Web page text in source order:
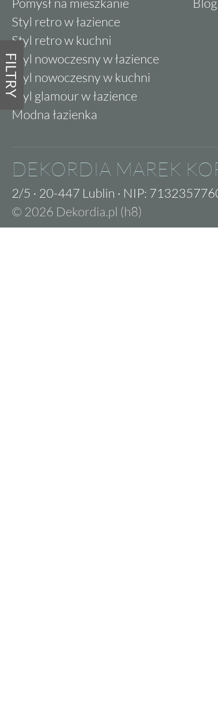
FILTRY
Styl retro w łazience
Styl retro w kuchni
Styl nowoczesny w łazience
Styl nowoczesny w kuchni
Styl glamour w łazience
Modna łazienka
DEKORDIA MAREK
2/5 · 20-447 Lublin · NIP:
© 2026 Dekordia.pl (h8)